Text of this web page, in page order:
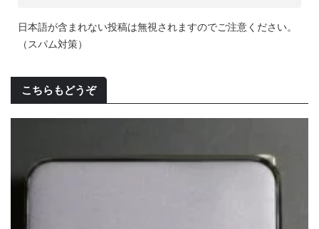
日本語が含まれない投稿は無視されますのでご注意ください。
（スパム対策）
こちらもどうぞ